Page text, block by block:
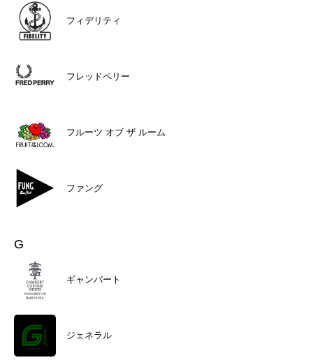
フィデリティ
フレッドペリー
フルーツ オブ ザ ルーム
ファング
G
ギャンバート
ジェネラル